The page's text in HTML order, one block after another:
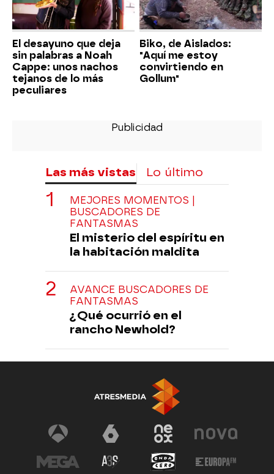
El desayuno que deja
sin palabras a Noah
Cappe: unos nachos
tejanos de lo más
peculiares
Biko, de Aislados:
"Aquí me estoy
convirtiendo en
Gollum"
Las más vistas Lo último
MEJORES MOMENTOS |
BUSCADORES DE
FANTASMAS
El misterio del espíritu en
la habitación maldita
AVANCE BUSCADORES DE
FANTASMAS
¿Qué ocurrió en el
rancho Newhold?